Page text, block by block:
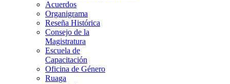
Acuerdos
Organigrama
Reseña Histórica
Consejo de la
Magistratura
Escuela de
Capacitación
Oficina de Género
Ruaga